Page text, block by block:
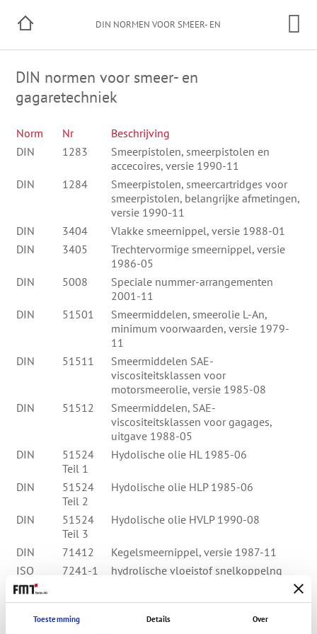
Toestemming Details Over
DIN NORMEN VOOR SMEER- EN
GAGARETECHNIEK
DIN normen voor smeer- en
gagaretechniek
Norm Nr
Beschrijving
DIN
1283
Smeerpistolen, smeerpistolen en
accecoires, versie 1990-11
DIN
1284
Smeerpistolen, smeercartridges voor
smeerpistolen, belangrijke afmetingen,
versie 1990-11
DIN
3404
Vlakke smeernippel, versie 1988-01
DIN
3405
Trechtervormige smeernippel, versie
1986-05
DIN
5008
Speciale nummer-arrangementen
2001-11
DIN
51501
Smeermiddelen, smeerolie L-An,
minimum voorwaarden, versie 1979-
11
DIN
51511
Smeermiddelen SAE-
viscositeitsklassen voor
motorsmeerolie, versie 1985-08
DIN
51512
Smeermiddelen, SAE-
viscositeitsklassen voor gagages,
uitgave 1988-05
DIN
51524
Teil 1
Hydolische olie HL 1985-06
DIN
51524
Teil 2
Hydolische olie HLP 1985-06
DIN
51524
Teil 3
Hydolische olie HVLP 1990-08
DIN 71412
Kegelsmeernippel, versie 1987-11
ISO
7241-1
hydrolische vloeistof snelkoppelng
Atex100a94/9/EG Richtlijnen voor de aanpassing van
gerechtelijke voorschriften van de